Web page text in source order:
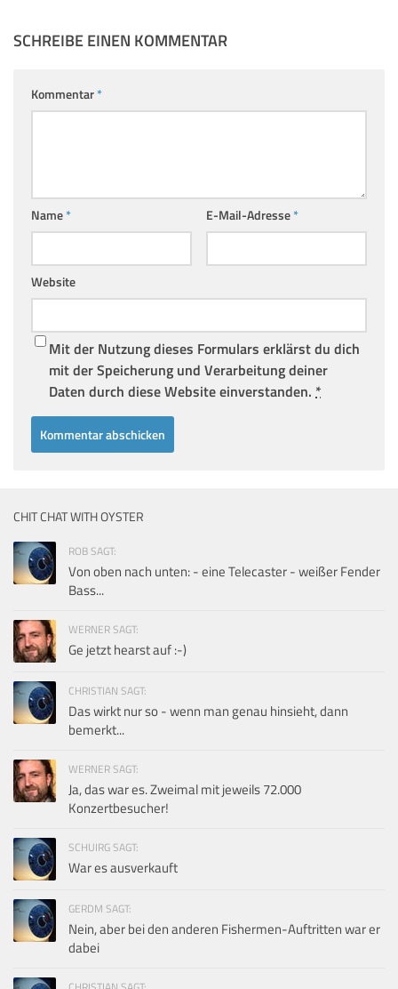
SCHREIBE EINEN KOMMENTAR
Kommentar*
Name* E-Mail-Adresse*
Website
Mit der Nutzung dieses Formulars erklärst du dich
mit der Speicherung und Verarbeitung deiner
Daten durch diese Website einverstanden. *
CHIT CHAT WITH OYSTER
ROB SAGT:
Von oben nach unten: - eine Telecaster - weißer Fender
Bass...
WERNER SAGT:
Ge jetzt hearst auf :-)
CHRISTIAN SAGT:
Das wirkt nur so - wenn man genau hinsieht, dann
bemerkt...
WERNER SAGT:
Ja, das war es. Zweimal mit jeweils 72.000
Konzertbesucher!
SCHUIRG SAGT:
War es ausverkauft
GERDM SAGT:
Nein, aber bei den anderen Fishermen-Auftritten war er
dabei